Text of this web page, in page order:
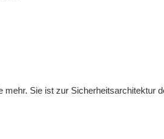
mehr. Sie ist zur Sicherheitsarchitektur